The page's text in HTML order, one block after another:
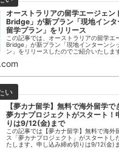
オーストラリアの留学エージェン
Bridge」が新プラン「現地インタ
留学プラン」をリリース
この記事では、オーストラリアの留学エ
Bridge」が新プラン「現地インターンシ
ン」をリリースしたのでご紹介いたしま
ルドコースト・シドニー・アデレード・
する現地留学エージェントです。
【夢カナ留学】無料で海外留学で
夢カナプロジェクトがスタート！
りは9/12(金)まで
この記事では【夢カナ留学】無料で海外
ス「夢カナプロジェクト」がスタートし
たします。申し込み締め切りは9/12(金)